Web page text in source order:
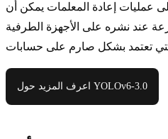
عمليات إعادة المعلمات يمكن أن
عند نشره على الأجهزة الطرفية
اعرف المزيد حول YOLOv6-3.0